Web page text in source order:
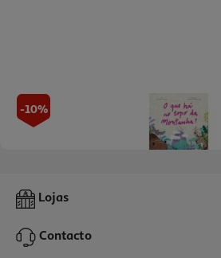
-10%
Livro O Que Há No Topo Da Montanha?
14,90 € PVP de editor
13,41 €
Lojas
Contacto